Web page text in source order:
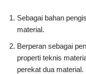
Sebagai bahan
material.
Berperan sebagai
properti teknis
perekat dua material.